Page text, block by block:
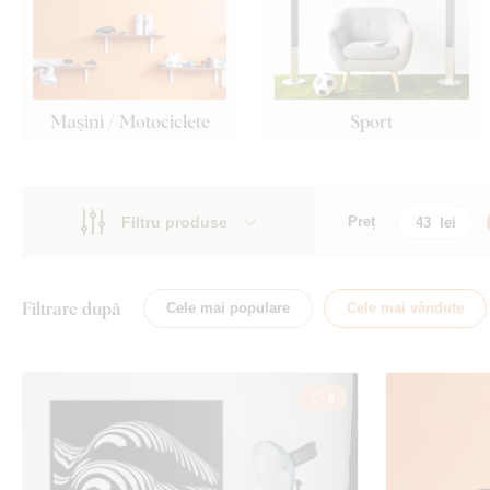
Mașini / Motociclete Sport
Filtru produse
Motiv
Locație
Orientare
Preț
Motiv
Mașini
Filtrare după Cele mai populare Cele mai vândute